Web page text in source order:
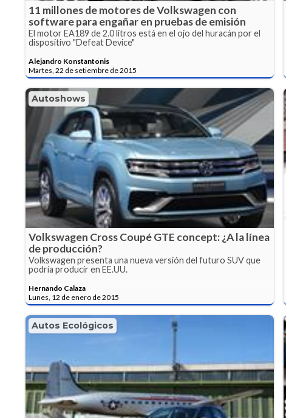
11 millones de motores de Volkswagen con
software para engañar en pruebas de emisión
El motor EA189 de 2.0 litros está en el ojo del huracán por el
dispositivo "Defeat Device"
Alejandro Konstantonis
Martes, 22 de setiembre de 2015
Autoshows
Volkswagen Cross Coupé GTE concept: ¿A la línea
de producción?
Volkswagen presenta una nueva versión del futuro SUV que
podría producir en EE.UU.
Hernando Calaza
Lunes, 12 de enero de 2015
Autos Ecológicos